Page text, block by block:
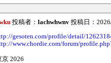
投稿者： lachwhwnv 投稿日：
gesoten.com/profile/detail/
www.chordie.com/forum/
京 2026